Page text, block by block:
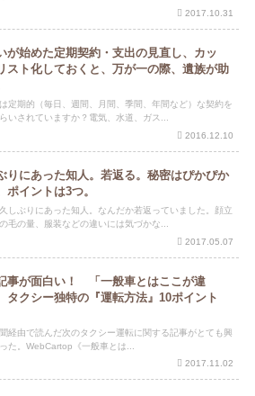
2017.10.31
が始めた定期契約・支出の見直し、カッ
スト化しておくと、万が一の際、遺族が助
定期的（毎日、週間、月間、季間、年間など）な契約を
いされていますか？電気、水道、ガス...
2016.12.10
りにあった知人。若返る。秘密はぴかぴか
ポイントは3つ。
しぶりにあった知人。なんだか若返っていました。顔立
毛の量、服装などの違いには気づかな...
2017.05.07
事が面白い！ 「一般車とはここが違
クシー独特の『運転方法』10ポイント
経由で読んだ次のタクシー運転に関する記事がとても興
た。WebCartop《一般車とは...
2017.11.02